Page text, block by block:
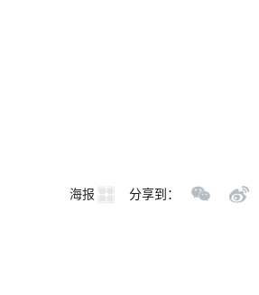
海报 分享到：